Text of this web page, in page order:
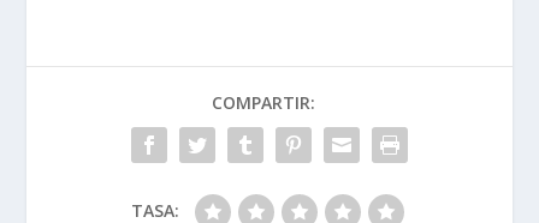
COMPARTIR:
TASA: